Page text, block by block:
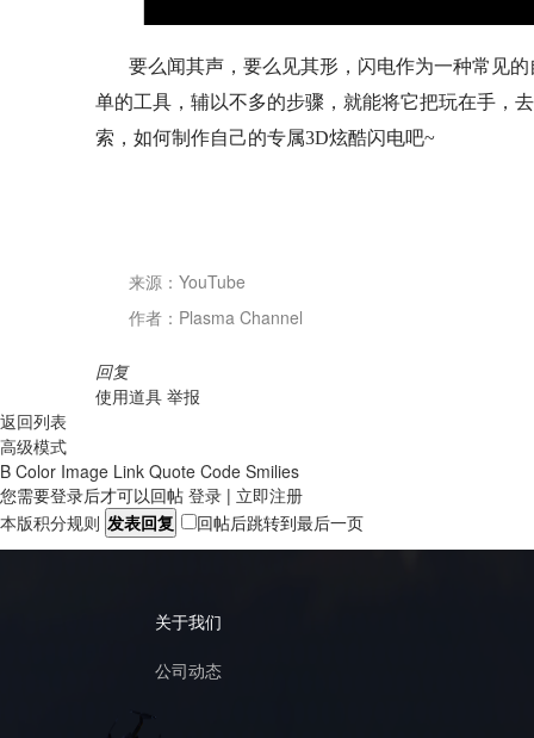
要么闻其声，要么见其形，闪电作为一种常见
单的工具，辅以不多的步骤，就能将它把玩在手，
索，如何制作自己的专属3D炫酷闪电吧~
来源：YouTube
作者： Plasma Channel
回复
使用道具 举报
返回列表
高级模式
B Color Image Link Quote Code Smilies
您需要登录后才可以回帖 登录 | 立即注册
本版积分规则 发表回复 回帖后跳转到最后一页
关于我们
公司动态